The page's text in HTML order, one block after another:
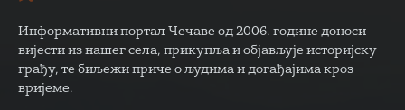
Информативни портал Чечаве од 2006. године доноси
вијести из нашег села, прикупља и објављује историјску
грађу, те биљежи приче о људима и догађајима кроз
вријеме.